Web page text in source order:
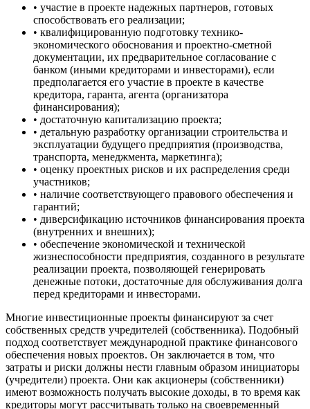
• участие в проекте надежных партнеров, готовых
способствовать его реализации;
• квалифицированную подготовку технико-
экономического обоснования и проектно-сметной
документации, их предварительное согласование с
банком (иными кредиторами и инвесторами), если
предполагается его участие в проекте в качестве
кредитора, гаранта, агента (организатора
финансирования);
• достаточную капитализацию проекта;
• детальную разработку организации строительства и
эксплуатации будущего предприятия (производства,
транспорта, менеджмента, маркетинга);
• оценку проектных рисков и их распределения среди
участников;
• наличие соответствующего правового обеспечения и
гарантий;
• диверсификацию источников финансирования проекта
(внутренних и внешних);
• обеспечение экономической и технической
жизнеспособности предприятия, созданного в результате
реализации проекта, позволяющей генерировать
денежные потоки, достаточные для обслуживания долга
перед кредиторами и инвесторами.
Многие инвестиционные проекты финансируют за счет
собственных средств учредителей (собственника). Подобный
подход соответствует международной практике финансового
обеспечения новых проектов. Он заключается в том, что
затраты и риски должны нести главным образом инициаторы
(учредители) проекта. Они как акционеры (собственники)
имеют возможность получать высокие доходы, в то время как
кредиторы могут рассчитывать только на своевременный